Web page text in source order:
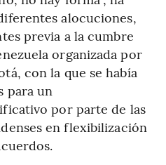
alocuciones,
previa a la cumbre
organizada por
con la que se había
para un
por parte de las
en flexibilización